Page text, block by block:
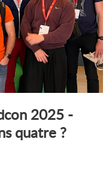
2025 -
quatre ?